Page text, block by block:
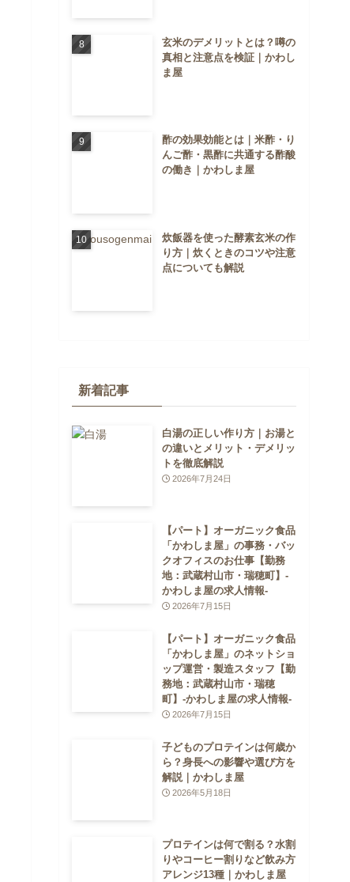
玄米のデメリットとは？噂の
真相と注意点を検証｜かわし
ま屋
酢の効果効能とは｜米酢・り
んご酢・黒酢に共通する酢酸
の働き｜かわしま屋
炊飯器を使った酵素玄米の作
り方｜炊くときのコツや注意
点についても解説
新着記事
白湯の正しい作り方｜お湯と
の違いとメリット・デメリッ
トを徹底解説
2026年7月24日
【パート】オーガニック食品
「かわしま屋」の事務・バッ
クオフィスのお仕事【勤務
地：武蔵村山市・瑞穂町】-
かわしま屋の求人情報-
2026年7月15日
【パート】オーガニック食品
「かわしま屋」のネットショ
ップ運営・製造スタッフ【勤
務地：武蔵村山市・瑞穂
町】-かわしま屋の求人情報-
2026年7月15日
子どものプロテインは何歳か
ら？身長への影響や選び方を
解説｜かわしま屋
2026年5月18日
プロテインは何で割る？水割
りやコーヒー割りなど飲み方
アレンジ13種｜かわしま屋